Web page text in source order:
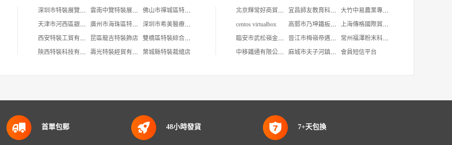
深圳市特裝展覽設計有限公司 雲南中覽特裝展覽設計工程有限公司
佛山市禪城區特裝展覽展具制作廠
天津市河西區銀藍特裝工程設計部（個體工商戶）
廣州市海珠區特裝設計服務部
深圳市希美醫療特裝設計有限公司
西安特裝工貿有限公司
昆區龍吉特裝飾店
雙橋區特裝綜合商店
陝西特裝科技有限公司
壽光特裝經貿有限公司 葉城縣特裝裁縫店
北京輝常好商貿有限公司 宜昌師友教育科技有限公司
大竹中易農業專業合作社
centos virtualbox
高郵市乃坤鐵板加工廠
上海傳格國際貿易有限公司
臨安市武松嶺金屬制品廠
晉江市梅嶺帝邁鞋店
常州福澤粉末科技有限公司
中移鐵通有限公司茂名分公司信宜朱砂營業廳
麻城市夫子河鎮戴樂平價超市 會員短信平台
首單包郵 48小時發貨 7+天包換